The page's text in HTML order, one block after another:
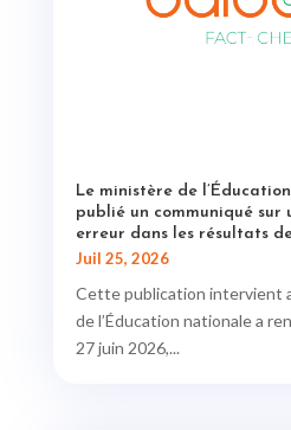
Le ministère de
publié un communiqué sur
erreur dans les résultats
Juil 25, 2026
Cette publication intervient
de l’Éducation nationale a
27 juin 2026,...